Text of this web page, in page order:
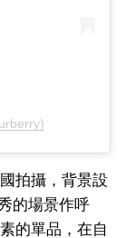
拍攝，背景設
的場景作呼
的單品，在自